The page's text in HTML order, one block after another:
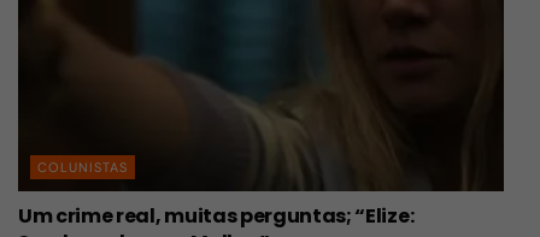
COLUNISTAS
Um crime real, muitas perguntas; “Elize: